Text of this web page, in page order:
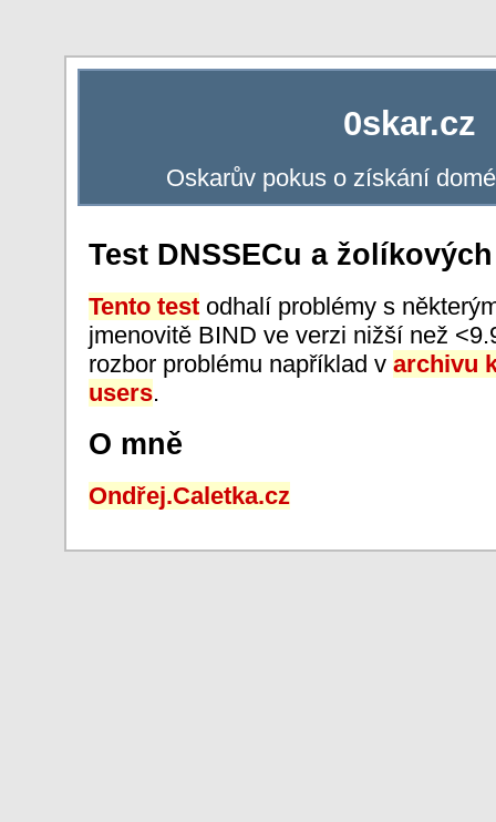
0skar.cz
Oskarův pokus o získání
Test DNSSECu a
Tento test odhalí problémy s
jmenovitě BIND ve verzi nižší než
rozbor problému například v archivu
users.
O mně
Ondřej.Caletka.cz